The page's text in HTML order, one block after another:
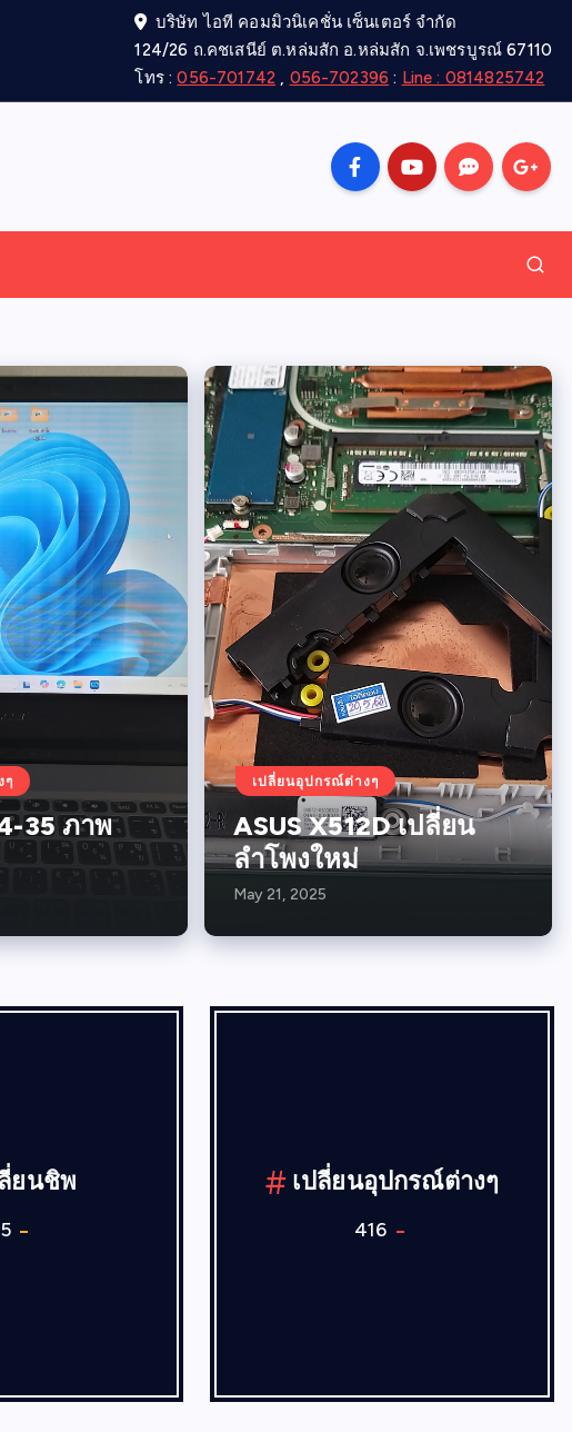
บริษัท ไอที คอมมิวนิเคชั่น เซ็นเตอร์ จำกัด
124/26 ถ.คชเสนีย์ ต.หล่มสัก อ.หล่มสัก จ.เพชรบูรณ์ 67110
โทร :056-701742 , 056-702396 : Line : 0814825742
ๆ
35 ภาพ
เปลี่ยนอุปกรณ์ต่างๆ
ASUS X512D เปลี่ยน
ลำโพงใหม่
May 21, 2025
-ไม่มีภาพ เปิดไม่ติด-ไฟไม่เข้า
221